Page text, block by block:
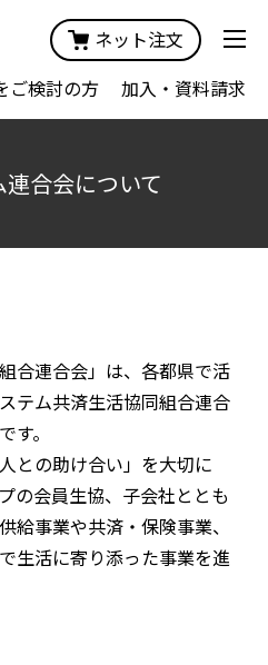
ネット注文
ご検討の方
加入・資料請求
合会について
合連合会」は、各都県で活
テム共済生活協同組合連合
す。
との助け合い」を大切に
の会員生協、子会社ととも
給事業や共済・保険事業、
生活に寄り添った事業を進